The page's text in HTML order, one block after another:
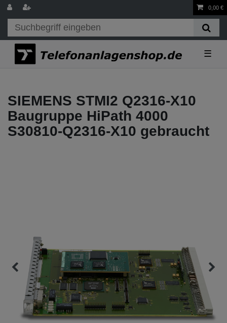
0,00 €
☰
SIEMENS STMI2 Q2316-X10
Baugruppe HiPath 4000
S30810-Q2316-X10 gebraucht